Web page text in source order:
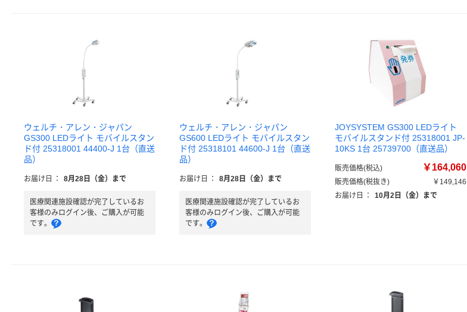
ウェルチ・アレン・ジャパン
GS300 LEDライト モバイルスタン
ド付 25318001 44400-J 1台（直送
品）
お届け日 ： 8月28日（金）まで
医療関連施設確認が完了しているお
客様のみログイン後、ご購入が可能
です。
ウェルチ・アレン・ジャパン
GS600 LEDライト モバイルスタン
ド付 25318101 44600-J 1台（直送
品）
お届け日 ： 8月28日（金）まで
医療関連施設確認が完了しているお
客様のみログイン後、ご購入が可能
です。
JOYSYSTEM GS300 LEDライト
モバイルスタンド付 25318001 JP-
10KS 1台 25739700（直送品）
販売価格(税込) ￥164,060
販売価格(税抜き)
￥149,146
お届け日
： 10月2日（金）まで